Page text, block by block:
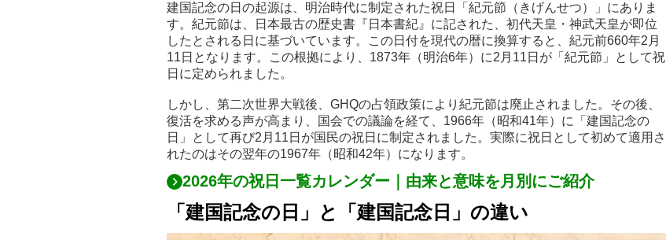
建国記念の日の起源は、明治時代に制定された祝日「紀元節（きげんせつ）」にありま
す。紀元節は、日本最古の歴史書『日本書紀』に記された、初代天皇・神武天皇が即位
したとされる日に基づいています。この日付を現代の暦に換算すると、紀元前660年2月
11日となります。この根拠により、1873年（明治6年）に2月11日が「紀元節」として祝
日に定められました。
しかし、第二次世界大戦後、GHQの占領政策により紀元節は廃止されました。その後、
復活を求める声が高まり、国会での議論を経て、1966年（昭和41年）に「建国記念の
日」として再び2月11日が国民の祝日に制定されました。実際に祝日として初めて適用さ
れたのはその翌年の1967年（昭和42年）になります。
2026年の祝日一覧カレンダー｜由来と意味を月別にご紹介
「建国記念の日」と「建国記念日」の違い